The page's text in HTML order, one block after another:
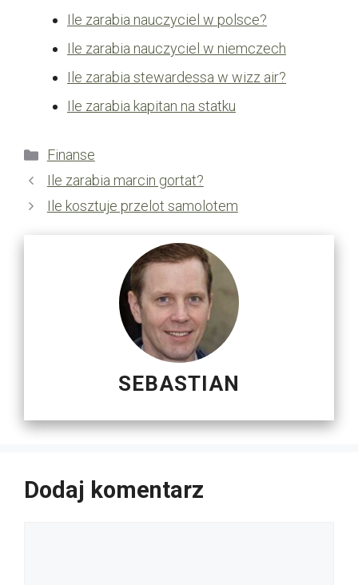
Ile zarabia nauczyciel w polsce?
Ile zarabia nauczyciel w niemczech
Ile zarabia stewardessa w wizz air?
Ile zarabia kapitan na statku
Kategorie
Finanse
Ile zarabia marcin gortat?
Ile kosztuje przelot samolotem
SEBASTIAN
Dodaj komentarz